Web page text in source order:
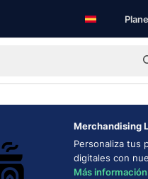
Merchandising
Personaliza tus
digitales con
Más información